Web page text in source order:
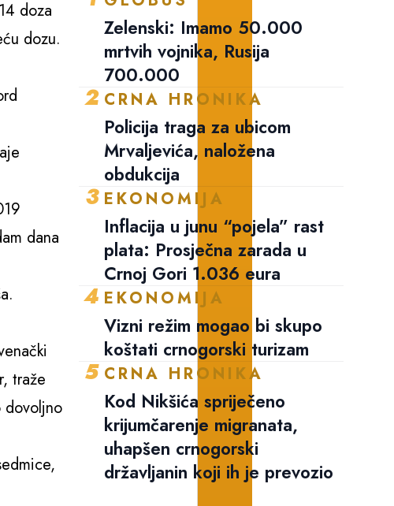
doza
dozu.
dana
traže
dovoljno
Zelenski: Imamo 50.000
mrtvih vojnika, Rusija
700.000
2 CRNA HRONIKA
Policija traga za ubicom
Mrvaljevića, naložena
obdukcija
3 EKONOMIJA
Inflacija u junu “pojela” rast
plata: Prosječna zarada u
Crnoj Gori 1.036 eura
4 EKONOMIJA
Vizni režim mogao bi skupo
koštati crnogorski turizam
5 CRNA HRONIKA
Kod Nikšića spriječeno
krijumčarenje migranata,
uhapšen crnogorski
državljanin koji ih je prevozio